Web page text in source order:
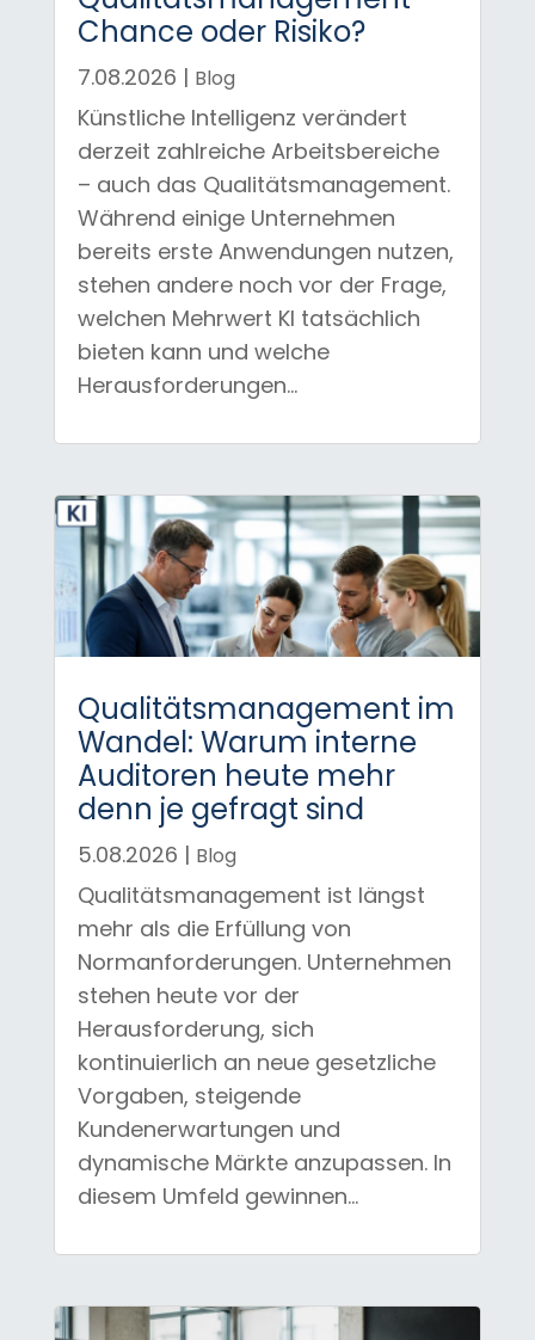
Chance oder Risiko?
7.08.2026 | Blog
Künstliche Intelligenz verändert
derzeit zahlreiche Arbeitsbereiche
– auch das Qualitätsmanagement.
Während einige Unternehmen
bereits erste Anwendungen nutzen,
stehen andere noch vor der Frage,
welchen Mehrwert KI tatsächlich
bieten kann und welche
Herausforderungen...
Qualitätsmanagement im
Wandel: Warum interne
Auditoren heute mehr
denn je gefragt sind
5.08.2026 | Blog
Qualitätsmanagement ist längst
mehr als die Erfüllung von
Normanforderungen. Unternehmen
stehen heute vor der
Herausforderung, sich
kontinuierlich an neue gesetzliche
Vorgaben, steigende
Kundenerwartungen und
dynamische Märkte anzupassen. In
diesem Umfeld gewinnen...